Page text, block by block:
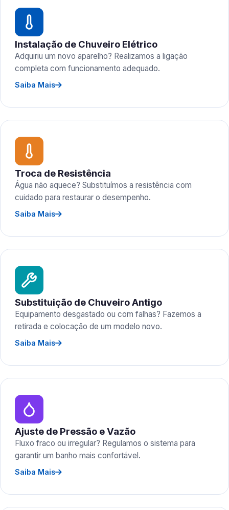
Instalação de Chuveiro Elétrico
Adquiriu um novo aparelho? Realizamos a ligação
completa com funcionamento adequado.
Saiba Mais
Troca de Resistência
Água não aquece? Substituímos a resistência com
cuidado para restaurar o desempenho.
Saiba Mais
Substituição de Chuveiro Antigo
Equipamento desgastado ou com falhas? Fazemos a
retirada e colocação de um modelo novo.
Saiba Mais
Ajuste de Pressão e Vazão
Fluxo fraco ou irregular? Regulamos o sistema para
garantir um banho mais confortável.
Saiba Mais